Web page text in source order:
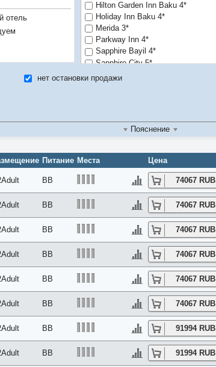
отель
Hilton Garden Inn Baku 4*
Holiday Inn Baku 4*
Merida 3*
Parkway Inn 4*
Sapphire Bayil 4*
Sapphire City 5*
Sheraton Baku Intourist 5*
нет остановки продажи
Пояснение
Питание Места Цена
BB 74067 RUB
BB 74067 RUB
BB 74067 RUB
BB 74067 RUB
BB 74067 RUB
BB 74067 RUB
BB 91994 RUB
BB 91994 RUB